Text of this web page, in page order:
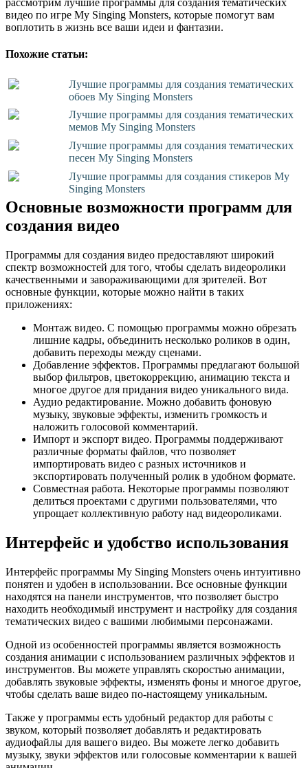
рассмотрим лучшие программы для создания тематических
видео по игре My Singing Monsters, которые помогут вам
воплотить в жизнь все ваши идеи и фантазии.
Похожие статьи:
Лучшие программы для создания тематических
обоев My Singing Monsters
Лучшие программы для создания тематических
мемов My Singing Monsters
Лучшие программы для создания тематических
песен My Singing Monsters
Лучшие программы для создания стикеров My
Singing Monsters
Основные возможности программ для
создания видео
Программы для создания видео предоставляют широкий
спектр возможностей для того, чтобы сделать видеоролики
качественными и завораживающими для зрителей. Вот
основные функции, которые можно найти в таких
приложениях:
Монтаж видео. С помощью программы можно обрезать
лишние кадры, объединить несколько роликов в один,
добавить переходы между сценами.
Добавление эффектов. Программы предлагают большой
выбор фильтров, цветокоррекцию, анимацию текста и
многое другое для придания видео уникального вида.
Аудио редактирование. Можно добавить фоновую
музыку, звуковые эффекты, изменить громкость и
наложить голосовой комментарий.
Импорт и экспорт видео. Программы поддерживают
различные форматы файлов, что позволяет
импортировать видео с разных источников и
экспортировать полученный ролик в удобном формате.
Совместная работа. Некоторые программы позволяют
делиться проектами с другими пользователями, что
упрощает коллективную работу над видеороликами.
Интерфейс и удобство использования
Интерфейс программы My Singing Monsters очень интуитивно
понятен и удобен в использовании. Все основные функции
находятся на панели инструментов, что позволяет быстро
находить необходимый инструмент и настройку для создания
тематических видео с вашими любимыми персонажами.
Одной из особенностей программы является возможность
создания анимации с использованием различных эффектов и
инструментов. Вы можете управлять скоростью анимации,
добавлять звуковые эффекты, изменять фоны и многое другое,
чтобы сделать ваше видео по-настоящему уникальным.
Также у программы есть удобный редактор для работы с
звуком, который позволяет добавлять и редактировать
аудиофайлы для вашего видео. Вы можете легко добавить
музыку, звуки эффектов или голосовые комментарии к вашей